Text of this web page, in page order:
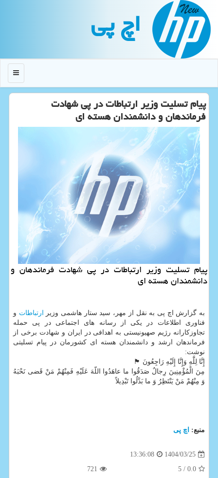
اچ پی
منو
پیام تسلیت وزیر ارتباطات در پی شهادت
فرماندهان و دانشمندان هسته ای
پیام تسلیت وزیر ارتباطات در پی شهادت فرماندهان و
دانشمندان هسته ای
به گزارش اچ پی به نقل از مهر، سید ستار هاشمی وزیر ارتباطات و
فناوری اطلاعات در یکی از رسانه های اجتماعی در پی حمله
تجاوزکارانه رژیم صهیونیستی به اهدافی در ایران و شهادت برخی از
فرماندهان ارشد و دانشمندان هسته ای کشورمان در پیام تسلیتی
نوشت:
إِنَّا لِلَّٰهِ وَإِنَّا إِلَیْهِ رَاجِعُونَ 🏴
مِنَ الْمُؤْمِنِینَ رِجالٌ صَدَقُوا ما عاهَدُوا اللّهَ عَلَیْهِ فَمِنْهُمْ مَنْ قَضی نَحْبَهُ
وَ مِنْهُمْ مَنْ یَنْتَظِرُ وَ ما بَدَّلُوا تَبْدِیلاً
منبع: اچ پی
1404/03/25
13:36:08
0.0
/ 5
721